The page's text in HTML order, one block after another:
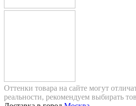
Оттенки товара на сайте могут
реальности, рекомендуем выбирать